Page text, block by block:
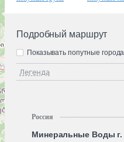
Подробный маршрут
Легенда
Показывать попутные города
Россия
Минеральные Воды г.